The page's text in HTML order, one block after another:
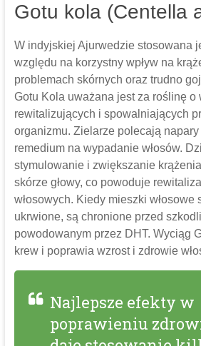
Gotu kola (Centella
W indyjskiej Ajurwedzie stosowana
względu na korzystny wpływ na
problemach skórnych oraz trudno
Gotu Kola uważana jest za roślinę o
rewitalizujących i spowalniających
organizmu. Zielarze polecają
remedium na wypadanie włosów.
stymulowanie i zwiększanie
skórze głowy, co powoduje
włosowych. Kiedy mieszki włosowe
ukrwione, są chronione przed
powodowanym przez DHT. Wyciąg
krew i poprawia wzrost i zdrowie
Najlepsze efekty w
poprawieniu